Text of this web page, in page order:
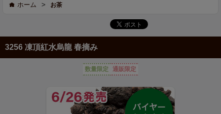
ホーム > お茶
3256 凍頂紅水烏龍 春摘み
数量限定 通販限定